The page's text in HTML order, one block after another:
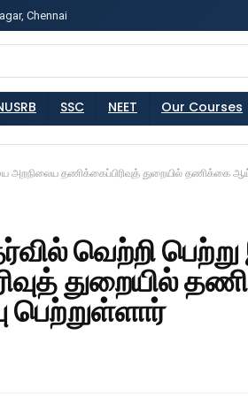
Chennai
SSC NEET Our Courses
அறநிலைய தணிக்கைப்பிரிவுத் துறையில் தணிக்கை
வெற்றி
துறையில்
and Fill Your Details in